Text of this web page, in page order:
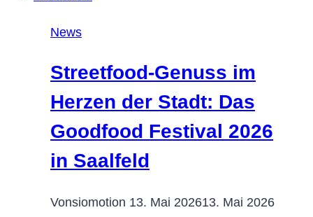
News
Streetfood-Genuss im
Herzen der Stadt: Das
Goodfood Festival 2026
in Saalfeld
Vonsiomotion 13. Mai 202613. Mai 2026